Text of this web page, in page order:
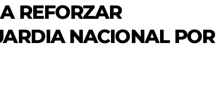
REFORZAR
NACIONAL POR